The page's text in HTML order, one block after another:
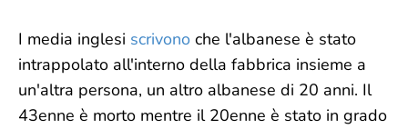
I media inglesi scrivono che l'albanese è stato
intrappolato all'interno della fabbrica insieme a
un'altra persona, un altro albanese di 20 anni. Il
43enne è morto mentre il 20enne è stato in grado